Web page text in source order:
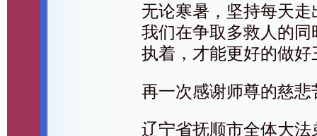
无论寒暑，坚持每天
我们在争取多救人的
执着，才能更好的做
再一次感谢师尊的慈
辽宁省抚顺市全体大法